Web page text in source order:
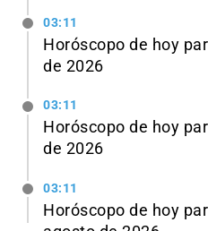
03:11
Horóscopo de hoy
de 2026
03:11
Horóscopo de hoy
de 2026
03:11
Horóscopo de hoy